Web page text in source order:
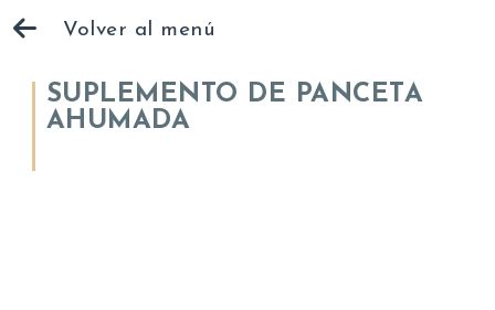
Volver al menú
SUPLEMENTO DE PANCETA
AHUMADA